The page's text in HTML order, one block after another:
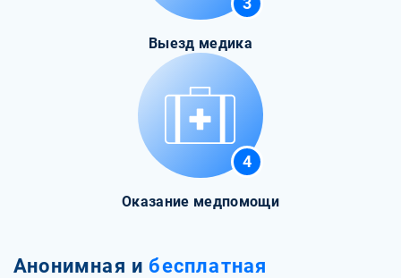
Выезд медика
4
Оказание медпомощи
Анонимная и бесплатная